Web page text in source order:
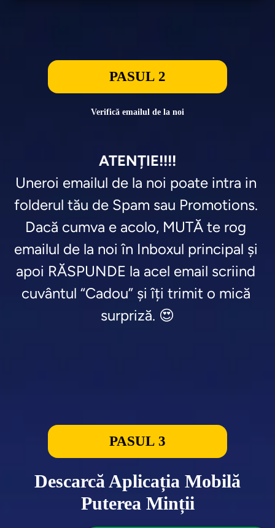
PASUL 2
Verifică emailul de la noi
ATENȚIE!!!!
Uneroi emailul de la noi poate intra in
folderul tău de Spam sau Promotions.
Dacă cumva e acolo, MUTĂ te rog
emailul de la noi în Inboxul principal și
apoi RĂSPUNDE la acel email scriind
cuvântul “Cadou” și îți trimit o mică
surpriză. 😍
PASUL 3
Descarcă Aplicația Mobilă
Puterea Minții